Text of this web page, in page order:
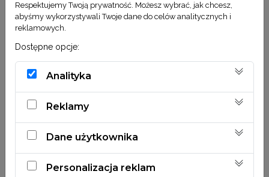
Ekologia
Zestaw zawiera 30 sztuk pojedynczych suszonych kwiatów na
płasko.
Zobacz również
Respektujemy Twoją prywatność. Możesz wybrać, jak chcesz,
abyśmy wykorzystywali Twoje dane do celów analitycznych i
reklamowych.
Dostępne opcje:
Analityka
Reklamy
Dane użytkownika
Personalizacja reklam